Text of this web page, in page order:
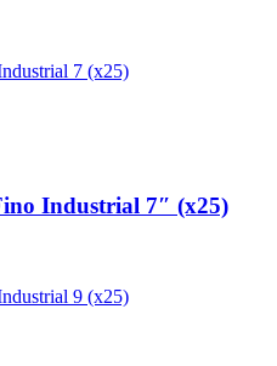
Industrial 7″ (x25)